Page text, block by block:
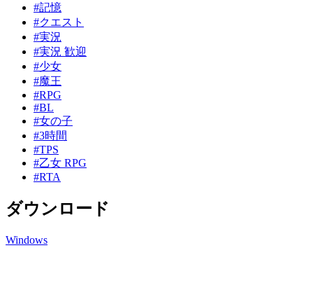
#記憶
#クエスト
#実況
#実況 歓迎
#少女
#魔王
#RPG
#BL
#女の子
#3時間
#TPS
#乙女 RPG
#RTA
ダウンロード
Windows